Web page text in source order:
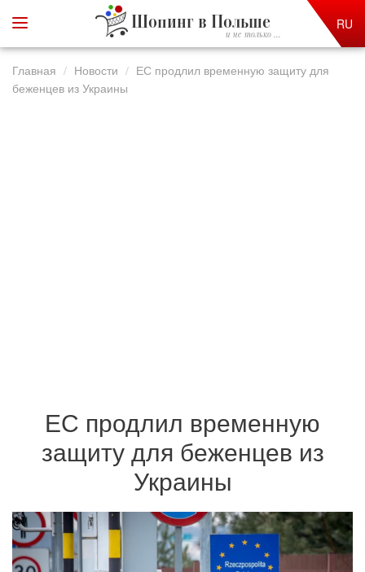
Шопинг в Польше
и не только ...
RU
Главная Новости
ЕС продлил временную защиту для
беженцев из Украины
ЕС продлил временную
защиту для беженцев из
Украины